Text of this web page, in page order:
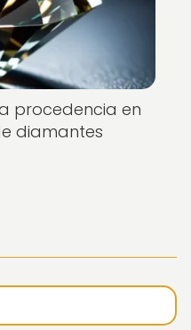
procedencia en
diamantes